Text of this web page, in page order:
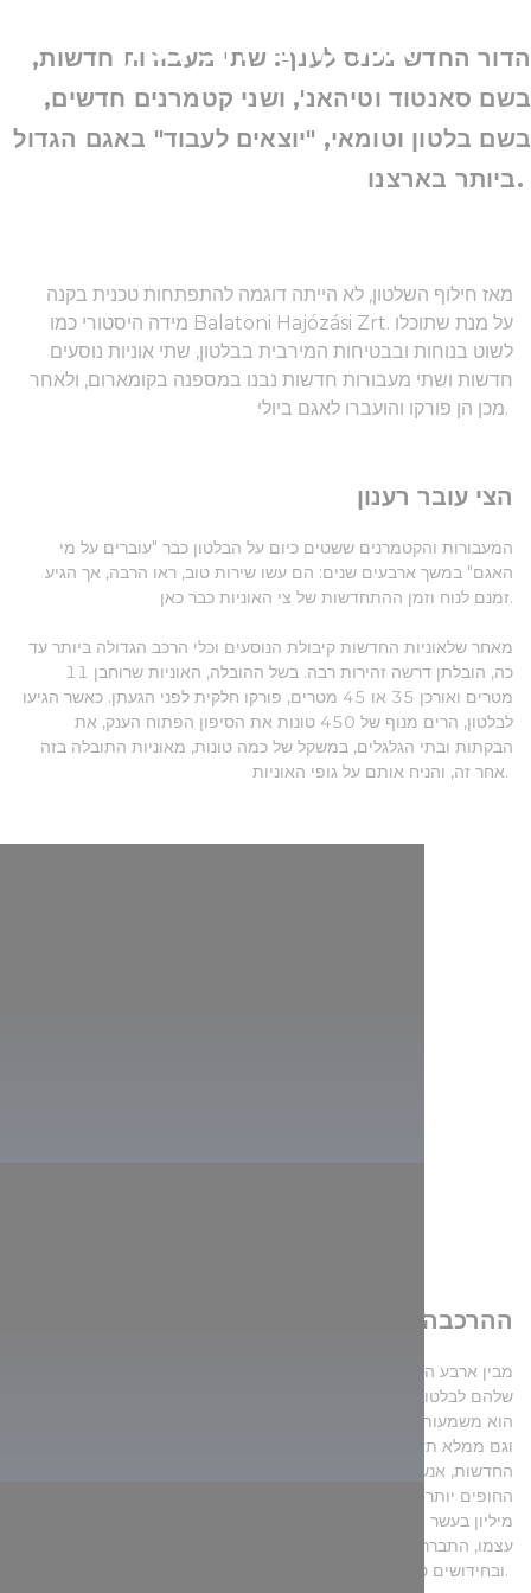
את אגם הבלטון
הדור החדש נכנס לענף: שתי מעבורות חדשות,
בשם סאנטוד וטיהאנ', ושני קטמרנים חדשים,
בשם בלטון וטומאי, "יוצאים לעבוד" באגם הגדול
ביותר בארצנו.
מאז חילוף השלטון, לא הייתה דוגמה להתפתחות טכנית בקנה
מידה היסטורי כמו Balatoni Hajózási Zrt. על מנת שתוכלו
לשוט בנוחות ובבטיחות המירבית בבלטון, שתי אוניות נוסעים
חדשות ושתי מעבורות חדשות נבנו במספנה בקומארום, ולאחר
מכן הן פורקו והועברו לאגם ביולי.
הצי עובר רענון
המעבורות והקטמרנים ששטים כיום על הבלטון כבר "עוברים על מי
האגם" במשך ארבעים שנים: הם עשו שירות טוב, ראו הרבה, אך הגיע
זמנם לנוח וזמן ההתחדשות של צי האוניות כבר כאן.
מאחר שלאוניות החדשות קיבולת הנוסעים וכלי הרכב הגדולה ביותר עד
כה, הובלתן דרשה זהירות רבה. בשל ההובלה, האוניות שרוחבן 11
מטרים ואורכן 35 או 45 מטרים, פורקו חלקית לפני הגעתן. כאשר הגיעו
לבלטון, הרים מנוף של 450 טונות את הסיפון הפתוח הענק, את
הבקתות ובתי הגלגלים, במשקל של כמה טונות, מאוניות התובלה בזה
אחר זה, והניח אותם על גופי האוניות.
ההרכבה מתקדמת בהתאם ללוח הזמנים
מבין ארבע האוניות החדשות, טיהאנ' וטומאי כבר עשו את הטיול הראשון
שלהם לבלטון בספטמבר, בעוד האחרים עדיין ממתינים לכניסתם.
וגם ממלא תפקיד חשוב בתחבורה המקומית, שכן בעזרת ארבע האוניות
החדשות, אנשים המתגוררים באיזור אגם בלטון יוכלו לנסוע בין שני
מיליון בעשר השנים האחרונות, ומספר רוכבי האופניים יותר מהכפיל את
עצמו, התברר כי יש צורך גם במעבורות חדשות, בהרחבת קיבולת
ובחידושים טכניים.